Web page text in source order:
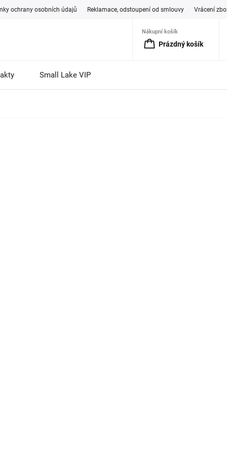
ochrany osobních údajů Reklamace, odstoupení od smlouvy Vrácení
Nákupní košík
Prázdný košík
Small Lake VIP